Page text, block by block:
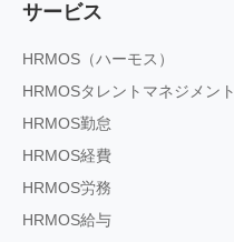
サービス
HRMOS（ハーモス）
HRMOSタレントマネジメント
HRMOS勤怠
HRMOS経費
HRMOS労務
HRMOS給与